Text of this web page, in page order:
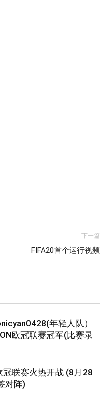
下一篇
FIFA20首个运行视频
年轻人队）
欧冠联赛冠军(比赛录
冠联赛火热开战 (8月28
对阵)